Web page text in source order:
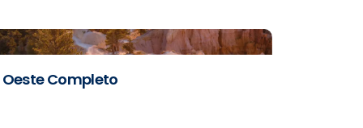
Oeste Completo